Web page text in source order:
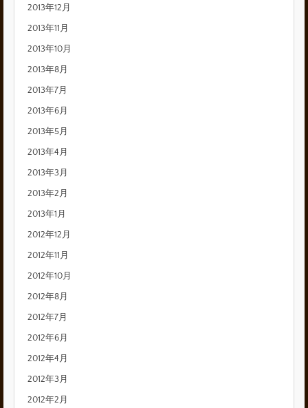
2013年12月
2013年11月
2013年10月
2013年8月
2013年7月
2013年6月
2013年5月
2013年4月
2013年3月
2013年2月
2013年1月
2012年12月
2012年11月
2012年10月
2012年8月
2012年7月
2012年6月
2012年4月
2012年3月
2012年2月